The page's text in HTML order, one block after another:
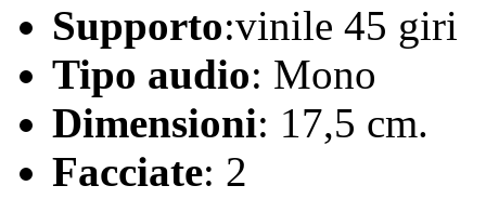
Supporto:vinile 45 giri
Tipo audio: Mono
Dimensioni: 17,5 cm.
Facciate: 2